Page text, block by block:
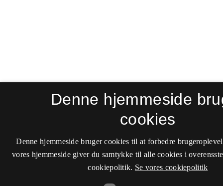
Denne hjemmeside
cookies
Denne hjemmeside bruger cookies til at forbedre
vores hjemmeside giver du samtykke til alle cookies i
cookiepolitik. Se vores cookiepolitik